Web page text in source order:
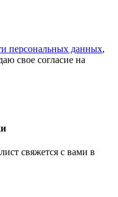
персональных данных,
свое согласие на
свяжется с вами в